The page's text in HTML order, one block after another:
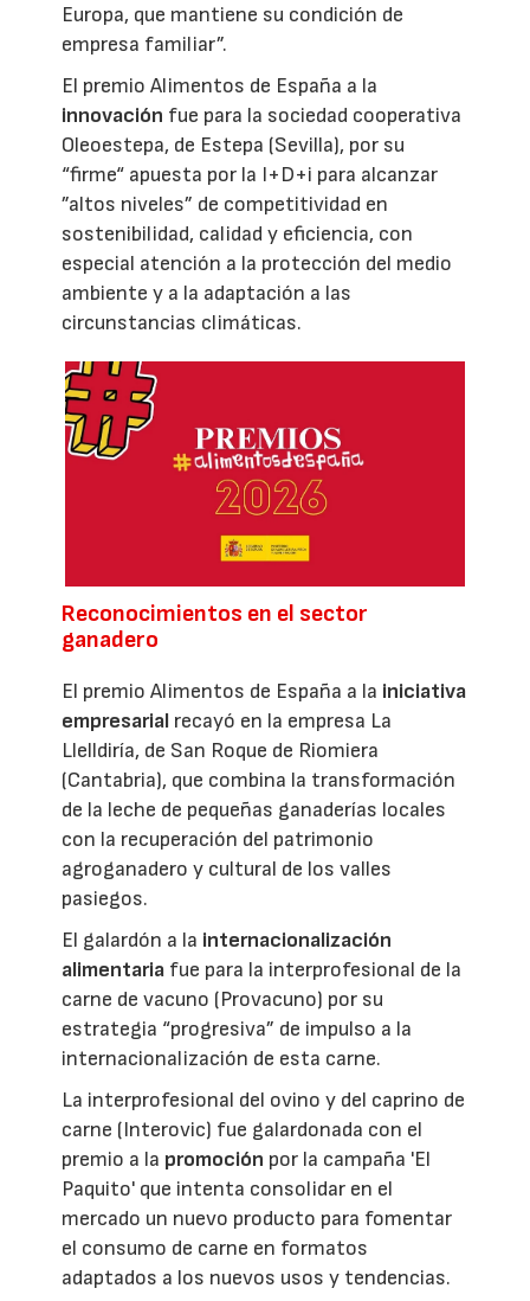
Europa, que mantiene su condición de
empresa familiar”.
El premio Alimentos de España a la
innovación fue para la sociedad cooperativa
Oleoestepa, de Estepa (Sevilla), por su
“firme“ apuesta por la I+D+i para alcanzar
”altos niveles” de competitividad en
sostenibilidad, calidad y eficiencia, con
especial atención a la protección del medio
ambiente y a la adaptación a las
circunstancias climáticas.
Reconocimientos en el sector
ganadero
El premio Alimentos de España a la iniciativa
empresarial recayó en la empresa La
Llelldiría, de San Roque de Riomiera
(Cantabria), que combina la transformación
de la leche de pequeñas ganaderías locales
con la recuperación del patrimonio
agroganadero y cultural de los valles
pasiegos.
El galardón a la internacionalización
alimentaria fue para la interprofesional de la
carne de vacuno (Provacuno) por su
estrategia “progresiva” de impulso a la
internacionalización de esta carne.
La interprofesional del ovino y del caprino de
carne (Interovic) fue galardonada con el
premio a la promoción por la campaña 'El
Paquito' que intenta consolidar en el
mercado un nuevo producto para fomentar
el consumo de carne en formatos
adaptados a los nuevos usos y tendencias.